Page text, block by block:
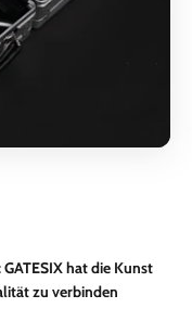
hat die Kunst
zu verbinden